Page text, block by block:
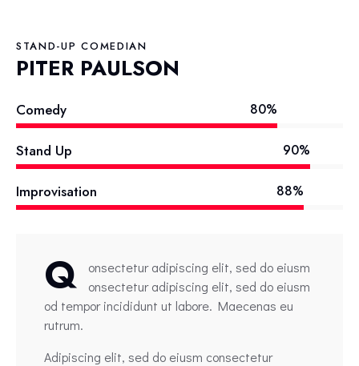
STAND-UP COMEDIAN
PITER PAULSON
Comedy 80%
Stand Up 90%
Improvisation 88%
Q
onsectetur adipiscing elit, sed do eiusm
onsectetur adipiscing elit, sed do eiusm
od tempor incididunt ut labore. Maecenas eu
rutrum.
Adipiscing elit, sed do eiusm consectetur